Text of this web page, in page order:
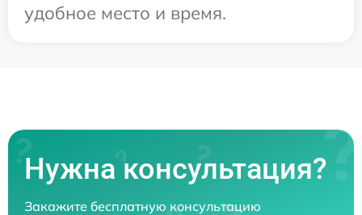
удобное место и время.
Нужна консультация?
Закажите бесплатную консультацию